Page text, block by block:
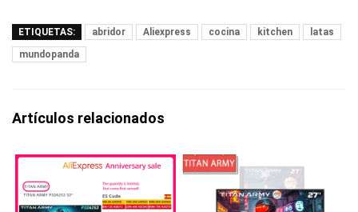
ETIQUETAS: abridor Aliexpress cocina kitchen
latas
mundopanda
Artículos relacionados